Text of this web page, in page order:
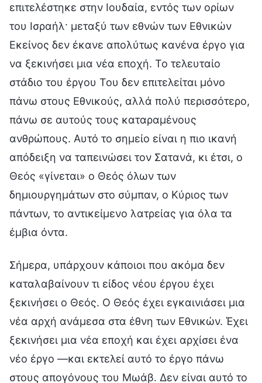
επιτελέστηκε στην Ιουδαία, εντός των ορίων
του Ισραήλ· μεταξύ των εθνών των Εθνικών
Εκείνος δεν έκανε απολύτως κανένα έργο για
να ξεκινήσει μια νέα εποχή. Το τελευταίο
στάδιο του έργου Του δεν επιτελείται μόνο
πάνω στους Εθνικούς, αλλά πολύ περισσότερο,
πάνω σε αυτούς τους καταραμένους
ανθρώπους. Αυτό το σημείο είναι η πιο ικανή
απόδειξη να ταπεινώσει τον Σατανά, κι έτσι, ο
Θεός «γίνεται» ο Θεός όλων των
δημιουργημάτων στο σύμπαν, ο Κύριος των
πάντων, το αντικείμενο λατρείας για όλα τα
έμβια όντα.
Σήμερα, υπάρχουν κάποιοι που ακόμα δεν
καταλαβαίνουν τι είδος νέου έργου έχει
ξεκινήσει ο Θεός. Ο Θεός έχει εγκαινιάσει μια
νέα αρχή ανάμεσα στα έθνη των Εθνικών. Έχει
ξεκινήσει μια νέα εποχή και έχει αρχίσει ένα
νέο έργο —και εκτελεί αυτό το έργο πάνω
στους απογόνους του Μωάβ. Δεν είναι αυτό το